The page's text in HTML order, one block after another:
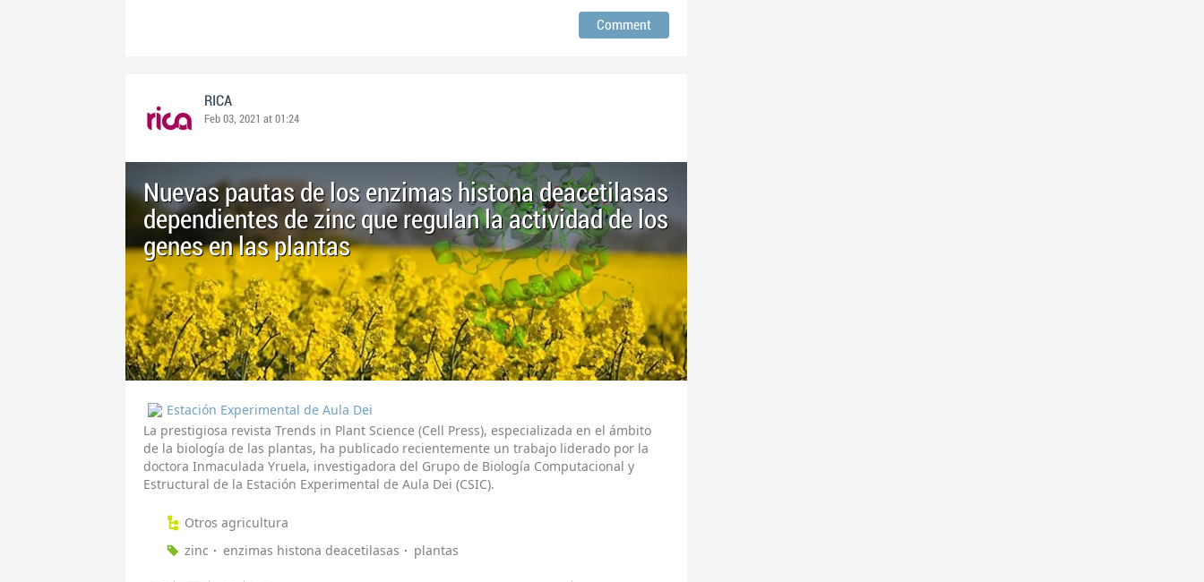
RICA
Feb 03, 2021 at 01:24
Nuevas pautas de los enzimas histona deacetilasas
dependientes de zinc que regulan la actividad de los
genes en las plantas
Estación Experimental de Aula Dei
La prestigiosa revista Trends in Plant Science (Cell Press), especializada en el ámbito
de la biología de las plantas, ha publicado recientemente un trabajo liderado por la
doctora Inmaculada Yruela, investigadora del Grupo de Biología Computacional y
Estructural de la Estación Experimental de Aula Dei (CSIC).
Otros agricultura
zinc
enzimas histona deacetilasas plantas